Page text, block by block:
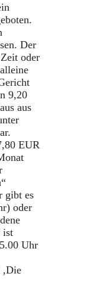
Der
oder
9,20
aus
EUR
gibt es
oder
ist
Uhr